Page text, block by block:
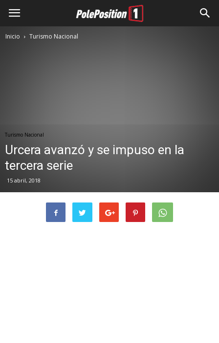
Inicio Turismo Nacional
Turismo Nacional
Urcera avanzó y se impuso en la
tercera serie
15 abril, 2018